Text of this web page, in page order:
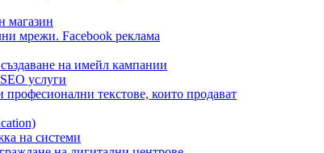
магазин
мрежи. Facebook реклама
на имейл кампании
услуги
текстове, които продават
на системи